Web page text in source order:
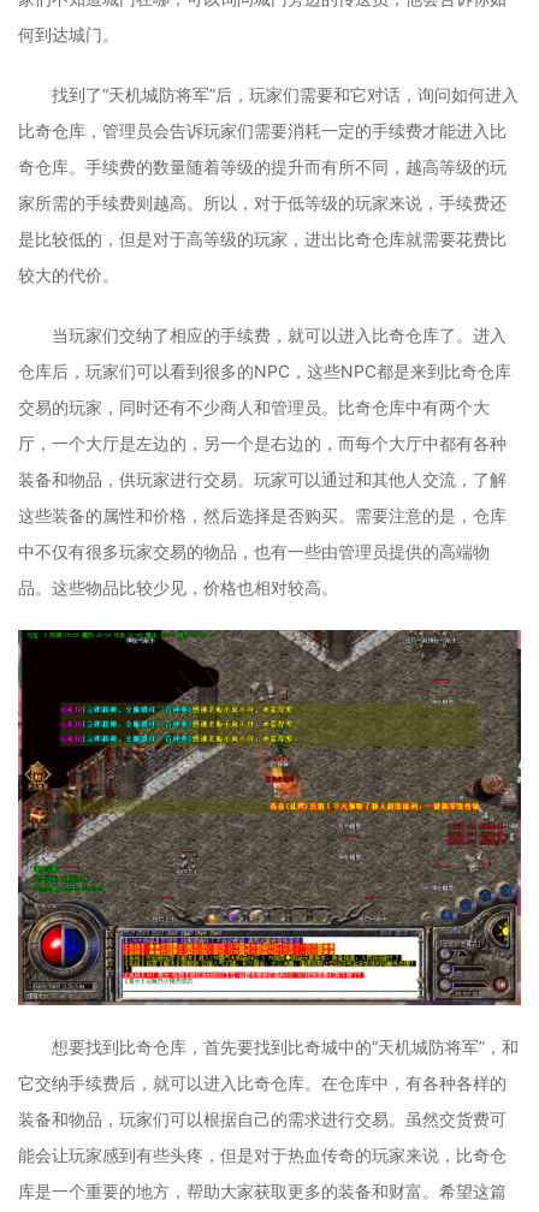
何到达城门。
找到了“天机城防将军”后，玩家们需要和它对话，询问如何进入
比奇仓库，管理员会告诉玩家们需要消耗一定的手续费才能进入比
奇仓库。手续费的数量随着等级的提升而有所不同，越高等级的玩
家所需的手续费则越高。所以，对于低等级的玩家来说，手续费还
是比较低的，但是对于高等级的玩家，进出比奇仓库就需要花费比
较大的代价。
当玩家们交纳了相应的手续费，就可以进入比奇仓库了。进入
仓库后，玩家们可以看到很多的NPC，这些NPC都是来到比奇仓库
交易的玩家，同时还有不少商人和管理员。比奇仓库中有两个大
厅，一个大厅是左边的，另一个是右边的，而每个大厅中都有各种
装备和物品，供玩家进行交易。玩家可以通过和其他人交流，了解
这些装备的属性和价格，然后选择是否购买。需要注意的是，仓库
中不仅有很多玩家交易的物品，也有一些由管理员提供的高端物
品。这些物品比较少见，价格也相对较高。
想要找到比奇仓库，首先要找到比奇城中的“天机城防将军”，和
它交纳手续费后，就可以进入比奇仓库。在仓库中，有各种各样的
装备和物品，玩家们可以根据自己的需求进行交易。虽然交货费可
能会让玩家感到有些头疼，但是对于热血传奇的玩家来说，比奇仓
库是一个重要的地方，帮助大家获取更多的装备和财富。希望这篇